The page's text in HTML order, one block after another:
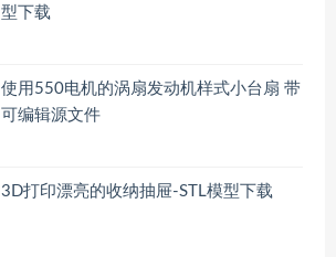
型下载
使用550电机的涡扇发动机样式小台扇 带
可编辑源文件
3D打印漂亮的收纳抽屉-STL模型下载